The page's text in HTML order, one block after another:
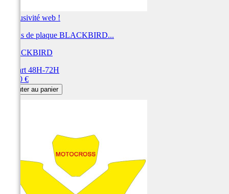
Exclusivité web !
Fonds de plaque BLACKBIRD...
BLACKBIRD
Départ 48H-72H
28,80 €
Ajouter au panier